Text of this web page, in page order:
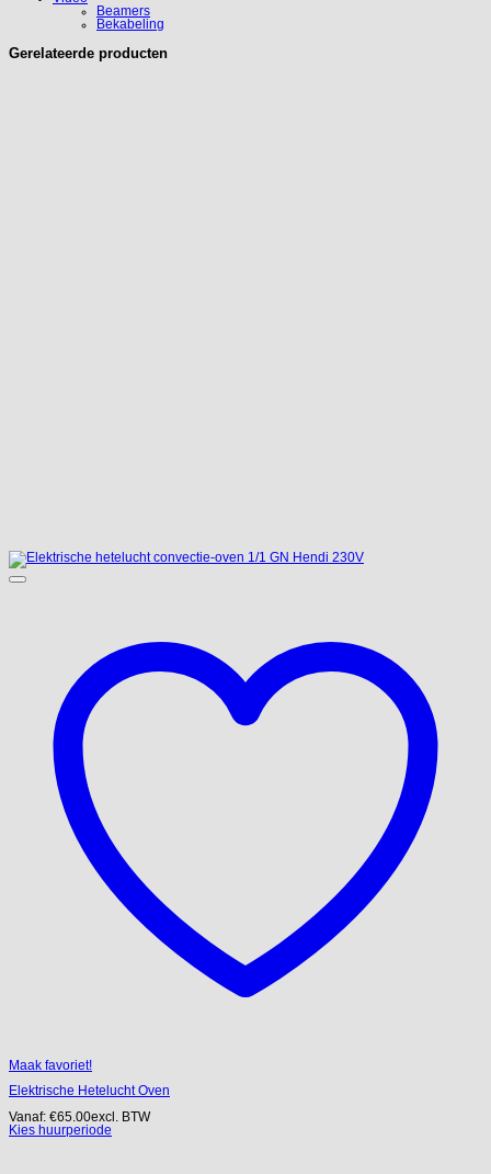
Beamers
Bekabeling
Gerelateerde producten
Maak favoriet!
Elektrische Hetelucht Oven
Vanaf: €65.00excl. BTW
Kies huurperiode